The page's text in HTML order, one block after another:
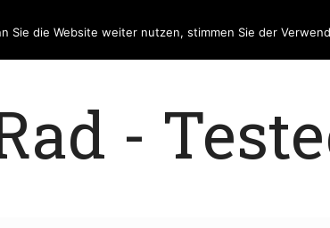
-
Sie die Website weiter nutzen, stimmen Sie der